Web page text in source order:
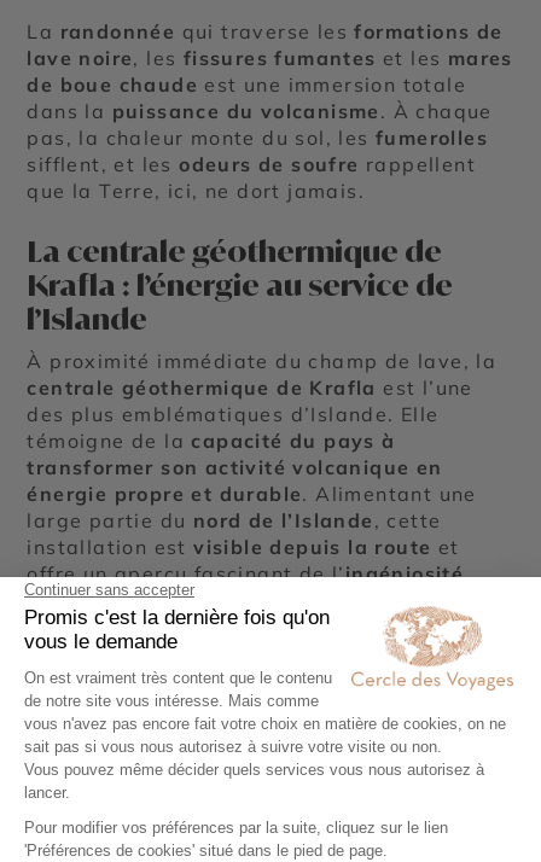
La randonnée qui traverse lesformations de
lave noire, les fissures fumantes et les mares
de boue chaude est une immersion totale
dans la puissance du volcanisme . À chaque
pas, la chaleur monte du sol, lesfumerolles
sifflent, et les odeurs de soufre rappellent
que la Terre, ici, ne dort jamais.
La centrale géothermique de
Krafla : l’énergie au service de
l’Islande
À proximité immédiate du champ de lave, la
centrale géothermique de Krafla est l’une
des plus emblématiques d’Islande. Elle
témoigne de la capacité du pays à
transformer son activité volcanique en
énergie propre et durable. Alimentant une
large partie du nord de l’Islande , cette
installation estvisible depuis la route et
offre un aperçu fascinant de l’ingéniosité
islandaise en matière d’énergie
renouvelable.
Les visiteurs peuvent observer lescheminées
de vapeur, lestuyauteries serpentant à
travers les collines, et comprendre comment
lagéothermiealimente villes et villages de la
région.